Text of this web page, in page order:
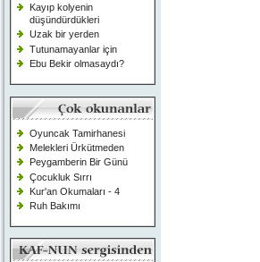
Kayıp kolyenin
düşündürdükleri
Uzak bir yerden
Tutunamayanlar için
Ebu Bekir olmasaydı?
Oyuncak Tamirhanesi
Melekleri Ürkütmeden
Peygamberin Bir Günü
Çocukluk Sırrı
Kur'an Okumaları - 4
Ruh Bakımı